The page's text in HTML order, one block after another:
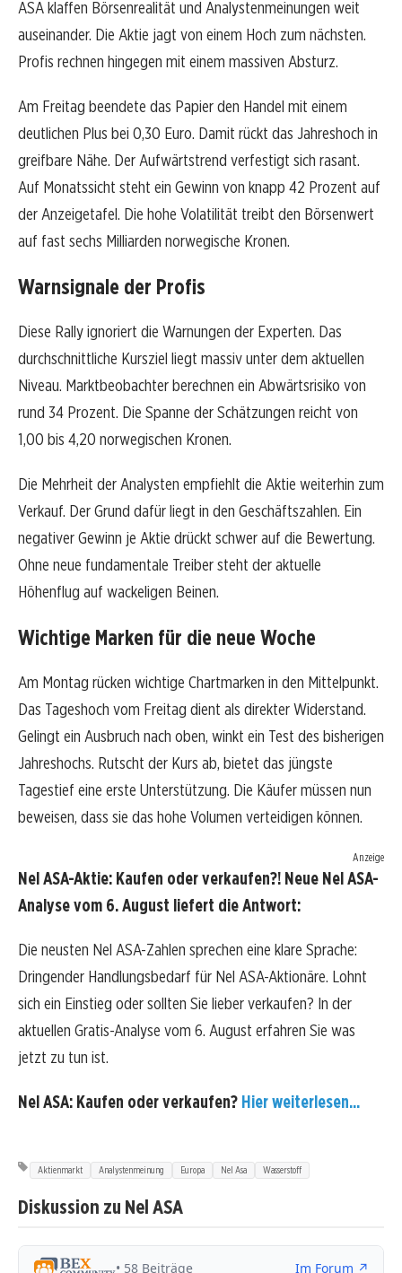
ASA klaffen Börsenrealität und Analystenmeinungen weit
auseinander. Die Aktie jagt von einem Hoch zum nächsten.
Profis rechnen hingegen mit einem massiven Absturz.
Am Freitag beendete das Papier den Handel mit einem
deutlichen Plus bei 0,30 Euro. Damit rückt das Jahreshoch in
greifbare Nähe. Der Aufwärtstrend verfestigt sich rasant.
Auf Monatssicht steht ein Gewinn von knapp 42 Prozent auf
der Anzeigetafel. Die hohe Volatilität treibt den Börsenwert
auf fast sechs Milliarden norwegische Kronen.
Warnsignale der Profis
Diese Rally ignoriert die Warnungen der Experten. Das
durchschnittliche Kursziel liegt massiv unter dem aktuellen
Niveau. Marktbeobachter berechnen ein Abwärtsrisiko von
rund 34 Prozent. Die Spanne der Schätzungen reicht von
1,00 bis 4,20 norwegischen Kronen.
Die Mehrheit der Analysten empfiehlt die Aktie weiterhin zum
Verkauf. Der Grund dafür liegt in den Geschäftszahlen. Ein
negativer Gewinn je Aktie drückt schwer auf die Bewertung.
Ohne neue fundamentale Treiber steht der aktuelle
Höhenflug auf wackeligen Beinen.
Wichtige Marken für die neue Woche
Am Montag rücken wichtige Chartmarken in den Mittelpunkt.
Das Tageshoch vom Freitag dient als direkter Widerstand.
Gelingt ein Ausbruch nach oben, winkt ein Test des bisherigen
Jahreshochs. Rutscht der Kurs ab, bietet das jüngste
Tagestief eine erste Unterstützung. Die Käufer müssen nun
beweisen, dass sie das hohe Volumen verteidigen können.
Anzeige
Nel ASA-Aktie: Kaufen oder verkaufen?! Neue Nel ASA-
Analyse vom 6. August liefert die Antwort:
Die neusten Nel ASA-Zahlen sprechen eine klare Sprache:
Dringender Handlungsbedarf für Nel ASA-Aktionäre. Lohnt
sich ein Einstieg oder sollten Sie lieber verkaufen? In der
aktuellen Gratis-Analyse vom 6. August erfahren Sie was
jetzt zu tun ist.
Nel ASA: Kaufen oder verkaufen? Hier weiterlesen...
Aktienmarkt Analystenmeinung Europa Nel Asa Wasserstoff
Diskussion zu Nel ASA